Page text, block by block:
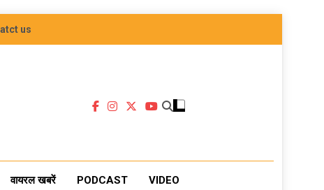
us
वायरल खबरें PODCAST VIDEO